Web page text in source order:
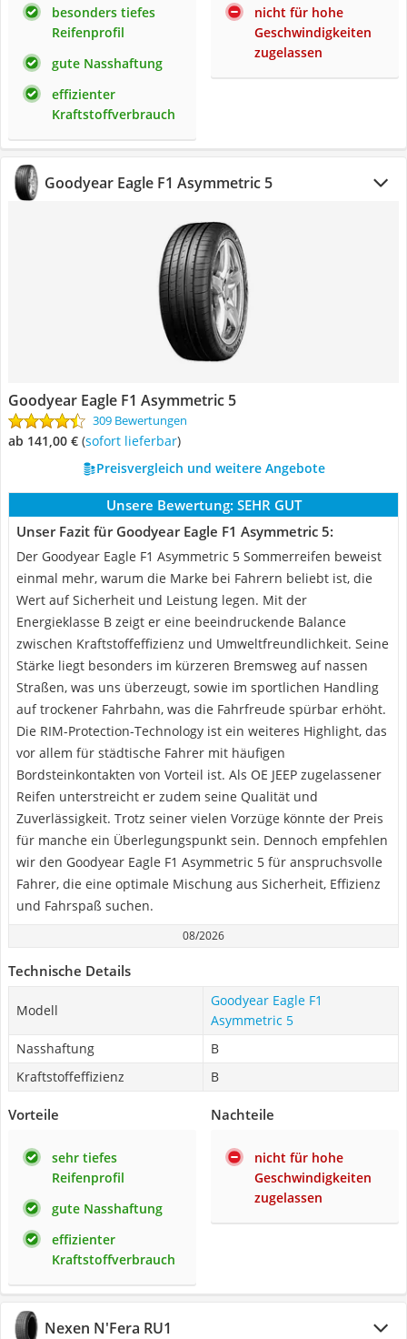
besonders tiefes
Reifenprofil
gute Nasshaftung
effizienter
Kraftstoffverbrauch
nicht für hohe
Geschwindigkeiten
zugelassen
Goodyear Eagle F1 Asymmetric 5
Goodyear Eagle F1 Asymmetric 5
309 Bewertungen
ab 141,00 € ( Sofort lieferbar)
Preisvergleich und weitere Angebote
Unsere Bewertung: SEHR GUT
Unser Fazit für Goodyear Eagle F1 Asymmetric 5:
Der Goodyear Eagle F1 Asymmetric 5 Sommerreifen beweist
einmal mehr, warum die Marke bei Fahrern beliebt ist, die
Wert auf Sicherheit und Leistung legen. Mit der
Energieklasse B zeigt er eine beeindruckende Balance
zwischen Kraftstoffeffizienz und Umweltfreundlichkeit. Seine
Stärke liegt besonders im kürzeren Bremsweg auf nassen
Straßen, was uns überzeugt, sowie im sportlichen Handling
auf trockener Fahrbahn, was die Fahrfreude spürbar erhöht.
Die RIM-Protection-Technology ist ein weiteres Highlight, das
vor allem für städtische Fahrer mit häufigen
Bordsteinkontakten von Vorteil ist. Als OE JEEP zugelassener
Reifen unterstreicht er zudem seine Qualität und
Zuverlässigkeit. Trotz seiner vielen Vorzüge könnte der Preis
für manche ein Überlegungspunkt sein. Dennoch empfehlen
wir den Goodyear Eagle F1 Asymmetric 5 für anspruchsvolle
Fahrer, die eine optimale Mischung aus Sicherheit, Effizienz
und Fahrspaß suchen.
08/2026
Technische Details
Modell
Goodyear Eagle F1
Asymmetric 5
Nasshaftung
B
Kraftstoffeffizienz
B
Vorteile
sehr tiefes
Reifenprofil
gute Nasshaftung
effizienter
Kraftstoffverbrauch
Nachteile
nicht für hohe
Geschwindigkeiten
zugelassen
Nexen N'Fera RU1